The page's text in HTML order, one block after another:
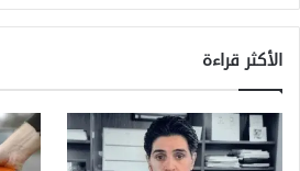
الأكثر قراءة